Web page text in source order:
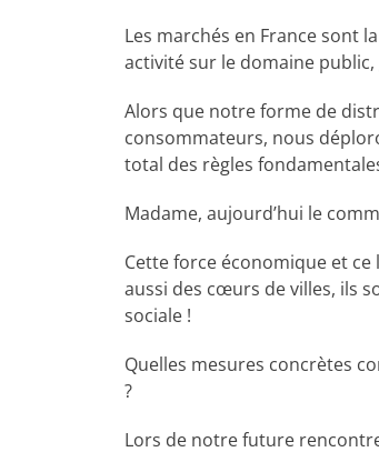
Les marchés en France sont
activité sur le domaine
Alors que notre forme de
consommateurs, nous
total des règles
Madame, aujourd’hui le
Cette force économique et
aussi des cœurs de villes, ils
sociale !
Quelles mesures concrètes
?
Lors de notre future